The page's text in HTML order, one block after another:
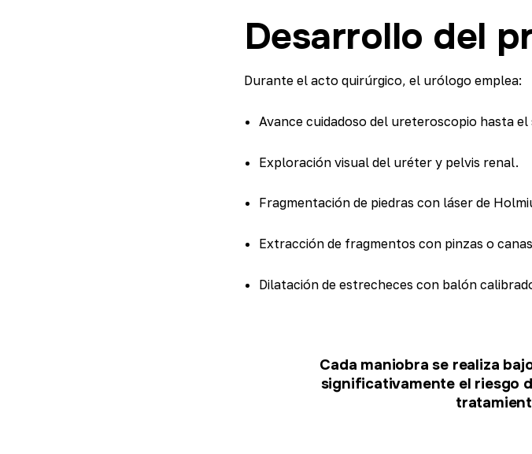
Desarrollo del
Durante el acto quirúrgico, el urólogo emplea:
Avance cuidadoso del ureteroscopio hasta
Exploración visual del uréter y pelvis renal.
Fragmentación de piedras con láser de
Extracción de fragmentos con pinzas o
Dilatación de estrecheces con balón
Cada maniobra se realiza
significativamente el riesgo